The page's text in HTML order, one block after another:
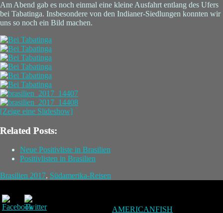
Am Abend gab es noch einmal eine kleine Ausfahrt entlang des Ufers
bei Tabatinga. Insbesondere von den Indianer-Siedlungen konnten wir
uns so noch ein Bild machen.
[Zeige eine Slideshow]
Related Posts:
Neue Positivliste in Brasilien
Positivlisten in Brasilien
Brasilien 2017, Südamerika-Reisen
AMERICANFISH